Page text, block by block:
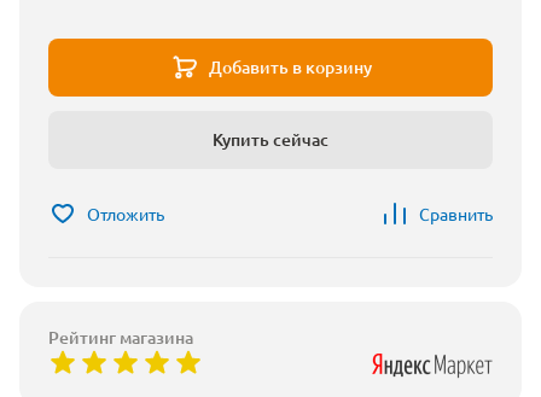
Добавить в корзину
Купить сейчас
Отложить Сравнить
Рейтинг магазина